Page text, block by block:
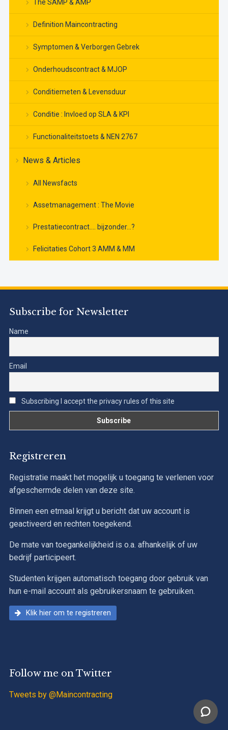
The SAMP & AMP
Definition Maincontracting
Symptomen & Verborgen Gebrek
Onderhoudscontract & MJOP
Conditiemeten & Levensduur
Conditie : Invloed op SLA & KPI
Functionaliteitstoets & NEN 2767
News & Articles
All Newsfacts
Assetmanagement : The Movie
Prestatiecontract…. bijzonder…?
Felicitaties Cohort 3 AMM & MM
Subscribe for Newsletter
Name
Email
Subscribing I accept the privacy rules of this site
Registreren
Registratie maakt het mogelijk u toegang te verlenen voor
afgeschermde delen van deze site.
Binnen een etmaal krijgt u bericht dat uw account is
geactiveerd en rechten toegekend.
De mate van toegankelijkheid is o.a. afhankelijk of uw
bedrijf participeert.
Studenten krijgen automatisch toegang door gebruik van
hun e-mail account als gebruikersnaam te gebruiken.
Klik hier om te registreren
Follow me on Twitter
Tweets by @Maincontracting